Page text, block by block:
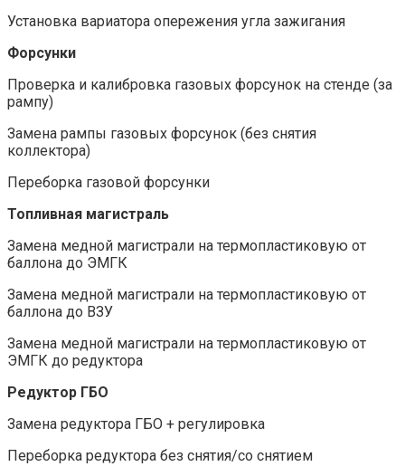
Установка вариатора опережения угла зажигания
Форсунки
Проверка и калибровка газовых форсунок на стенде (за
рампу)
Замена рампы газовых форсунок (без снятия
коллектора)
Переборка газовой форсунки
Топливная магистраль
Замена медной магистрали на термопластиковую от
баллона до ЭМГК
Замена медной магистрали на термопластиковую от
баллона до ВЗУ
Замена медной магистрали на термопластиковую от
ЭМГК до редуктора
Редуктор ГБО
Замена редуктора ГБО + регулировка
Переборка редуктора без снятия/со снятием